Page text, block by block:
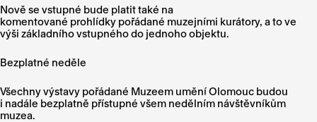
Nově se vstupné bude platit také na
komentované prohlídky pořádané muzejními kurátory, a to ve
výši základního vstupného do jednoho objektu.
Bezplatné neděle
Všechny výstavy pořádané Muzeem umění Olomouc budou
i nadále bezplatně přístupné všem nedělním návštěvníkům
muzea.